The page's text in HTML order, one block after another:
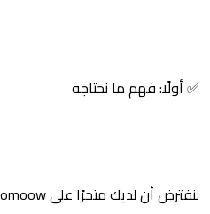
✅ أولًا: فهم ما نحتاجه
لنفترض أن لديك متجرًا على Nomoow وتريد: